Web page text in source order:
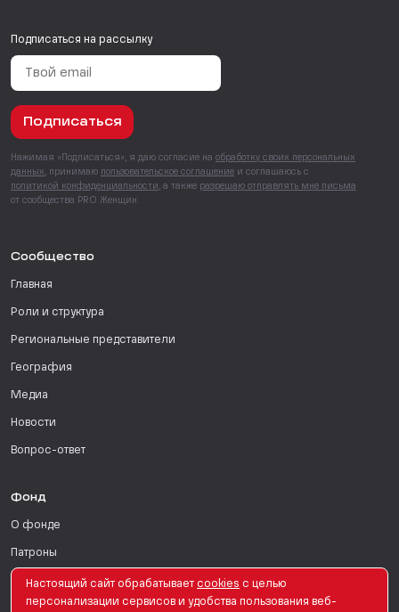
Подписаться на рассылку
Подписаться
Нажимая «Подписаться», я даю согласие на обработку своих персональных
данных , принимаю пользовательское соглашение и соглашаюсь с
политикой конфиденциальности , а также разрешаю отправлять мне письма
от сообщества PRO Женщин.
Сообщество
Главная
Роли и структура
Региональные представители
География
Медиа
Новости
Вопрос-ответ
Фонд
О фонде
Патроны
Поддержать
Для СМИ
Настоящий сайт обрабатывает сookies с целью
персонализации сервисов и удобства пользования веб-